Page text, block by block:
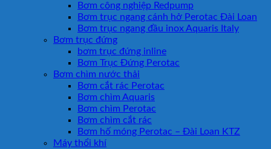
Bơm công nghiệp Redpump
Bơm trục ngang cánh hở Perotac Đài Loan
Bơm trục ngang đầu inox Aquaris Italy
Bơm trục đứng
bơm trục đứng inline
Bơm Trục Đứng Perotac
Bơm chìm nước thải
Bơm cắt rác Perotac
Bơm chìm Aquaris
Bơm chìm Perotac
Bơm chìm cắt rác
Bơm hố móng Perotac – Đài Loan KTZ
Máy thổi khí